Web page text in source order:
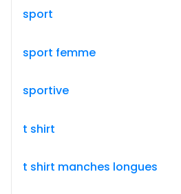
sport
sport femme
sportive
t shirt
t shirt manches longues